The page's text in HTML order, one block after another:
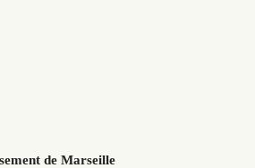
de Marseille